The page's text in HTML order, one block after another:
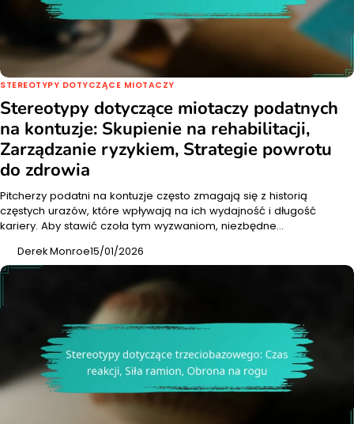
STEREOTYPY DOTYCZĄCE MIOTACZY
Stereotypy dotyczące miotaczy podatnych
na kontuzje: Skupienie na rehabilitacji,
Zarządzanie ryzykiem, Strategie powrotu
do zdrowia
Pitcherzy podatni na kontuzje często zmagają się z historią
częstych urazów, które wpływają na ich wydajność i długość
kariery. Aby stawić czoła tym wyzwaniom, niezbędne…
Derek Monroe15/01/2026